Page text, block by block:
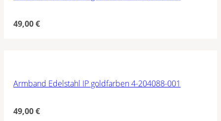
49,00€
Armband Edelstahl IP goldfarben 4-204088-001
49,00€